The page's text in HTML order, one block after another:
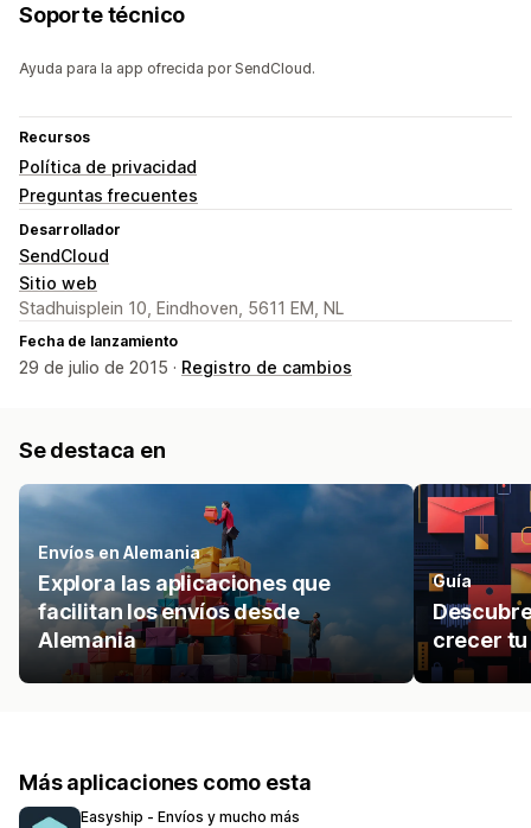
Soporte técnico
Ayuda para la app ofrecida por SendCloud.
Recursos
Política de privacidad
Preguntas frecuentes
Desarrollador
SendCloud
Sitio web
Stadhuisplein 10, Eindhoven, 5611 EM, NL
Fecha de lanzamiento
29 de julio de 2015 · Registro de cambios
Se destaca en
Envíos en Alemania
Explora las aplicaciones que
facilitan los envíos desde
Alemania
Guía
crecer
Más aplicaciones como esta
Easyship ‑ Envíos y mucho más